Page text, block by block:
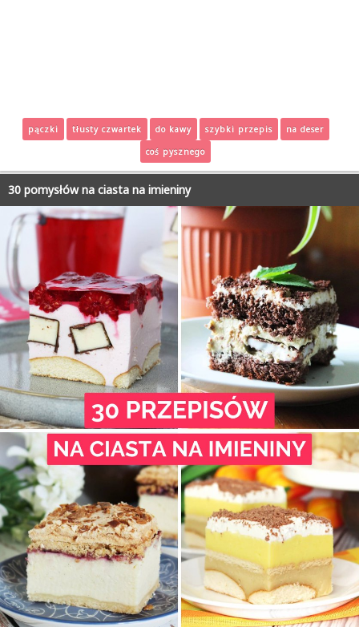
pączki tłusty czwartek do kawy szybki przepis
na deser
coś pysznego
30 pomysłów na ciasta na imieniny